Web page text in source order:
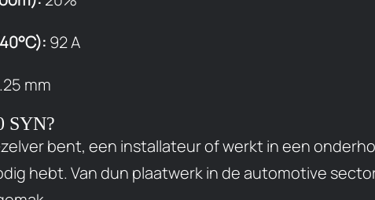
92 A
mm
SYN?
bent, een installateur of werkt in een
hebt. Van dun plaatwerk in de automotive